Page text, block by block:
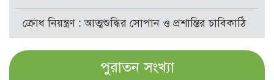
ক্রোধ নিয়ন্ত্রণ : আত্মশুদ্ধির সোপান ও প্রশান্তির চাবিকাঠি
পুরাতন সংখ্যা